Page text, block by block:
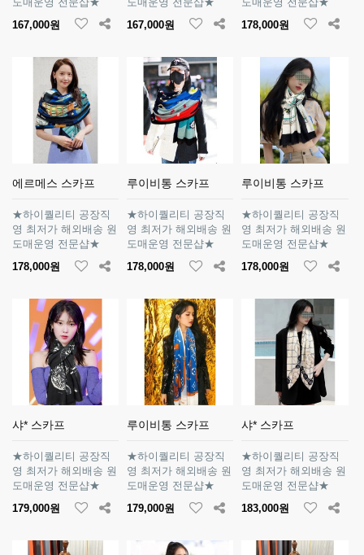
167,000원
167,000원
178,000원
에르메스 스카프
★하이퀄리티 공장직
영 최저가 해외배송 원
도매운영 전문샵★
178,000원
루이비통 스카프
★하이퀄리티 공장직
영 최저가 해외배송 원
도매운영 전문샵★
178,000원
루이비통 스카프
★하이퀄리티 공장직
영 최저가 해외배송 원
도매운영 전문샵★
178,000원
샤* 스카프
★하이퀄리티 공장직
영 최저가 해외배송 원
도매운영 전문샵★
179,000원
루이비통 스카프
★하이퀄리티 공장직
영 최저가 해외배송 원
도매운영 전문샵★
179,000원
샤* 스카프
★하이퀄리티 공장직
영 최저가 해외배송 원
도매운영 전문샵★
183,000원